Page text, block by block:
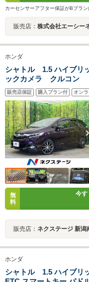
カーセンサーアフター保証がBプラ
販売店： 株式会社エーシー
ホンダ
シャトル 1.5 ハイブ
ックカメラ クルコン
害軽減システム フル
ト スマートキー LED
ン Bluetooth
販売店保証 購入プラン付 オンラ
無
料
今す
販売店： ネクステージ 新潟
ホンダ
シャトル 1.5 ハイブリ